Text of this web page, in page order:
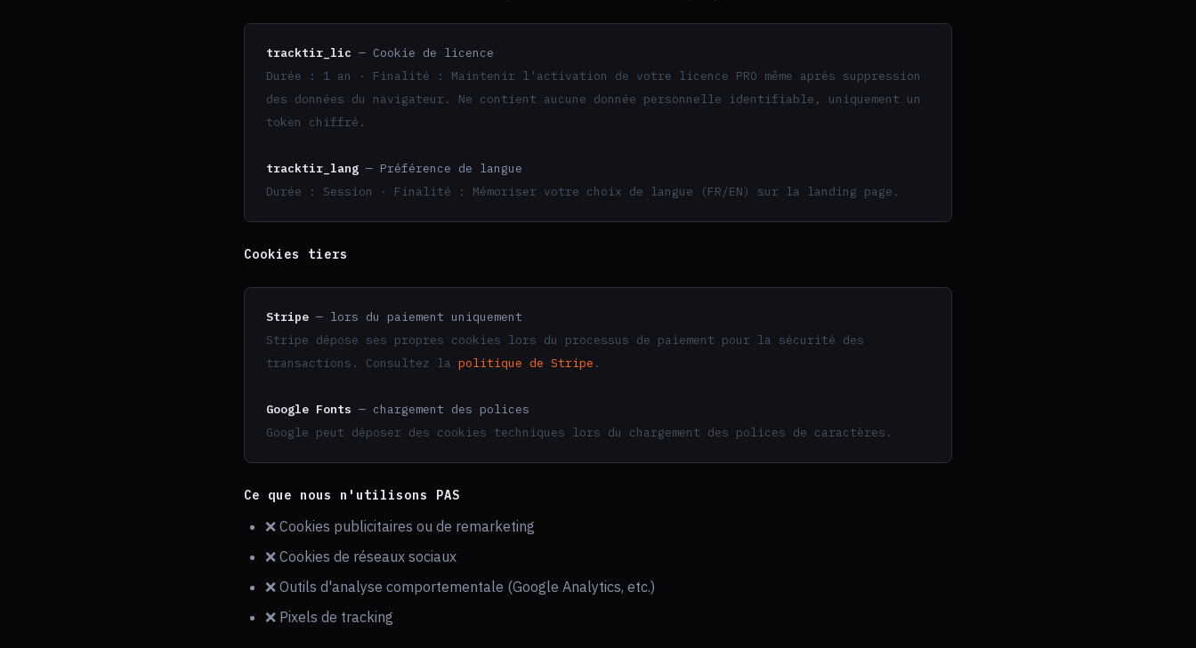
tracktir_lic — Cookie de licence
Durée : 1 an · Finalité : Maintenir l'activation de votre licence PRO même après suppression
des données du navigateur. Ne contient aucune donnée personnelle identifiable, uniquement un
token chiffré.
tracktir_lang — Préférence de langue
Durée : Session · Finalité : Mémoriser votre choix de langue (FR/EN) sur la landing page.
Cookies tiers
Stripe — lors du paiement uniquement
Stripe dépose ses propres cookies lors du processus de paiement pour la sécurité des
transactions. Consultez la politique de Stripe .
Google Fonts — chargement des polices
Google peut déposer des cookies techniques lors du chargement des polices de caractères.
Ce que nous n'utilisons PAS
❌ Cookies publicitaires ou de remarketing
❌ Cookies de réseaux sociaux
❌ Outils d'analyse comportementale (Google Analytics, etc.)
❌ Pixels de tracking